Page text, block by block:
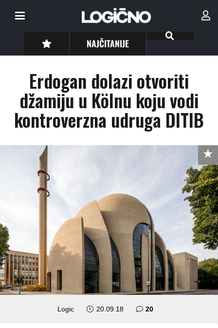
NAJČITANIJE
Erdogan dolazi otvoriti
džamiju u Kölnu koju vodi
kontroverzna udruga DITIB
Logic 20.09.18 20komentara